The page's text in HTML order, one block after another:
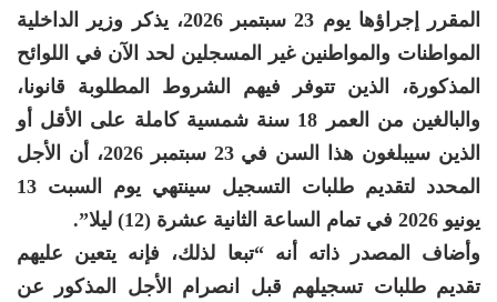
المقرر إجراؤها يوم 23 سبتمبر 2026، يذكر وزير الداخلية
المواطنات والمواطنين غير المسجلين لحد الآن في اللوائح
المذكورة، الذين تتوفر فيهم الشروط المطلوبة قانونا،
والبالغين من العمر 18 سنة شمسية كاملة على الأقل أو
الذين سيبلغون هذا السن في 23 سبتمبر 2026، أن الأجل
المحدد لتقديم طلبات التسجيل سينتهي يوم السبت 13
يونيو 2026 في تمام الساعة الثانية عشرة (12) ليلا”.
وأضاف المصدر ذاته أنه “تبعا لذلك، فإنه يتعين عليهم
تقديم طلبات تسجيلهم قبل انصرام الأجل المذكور عن